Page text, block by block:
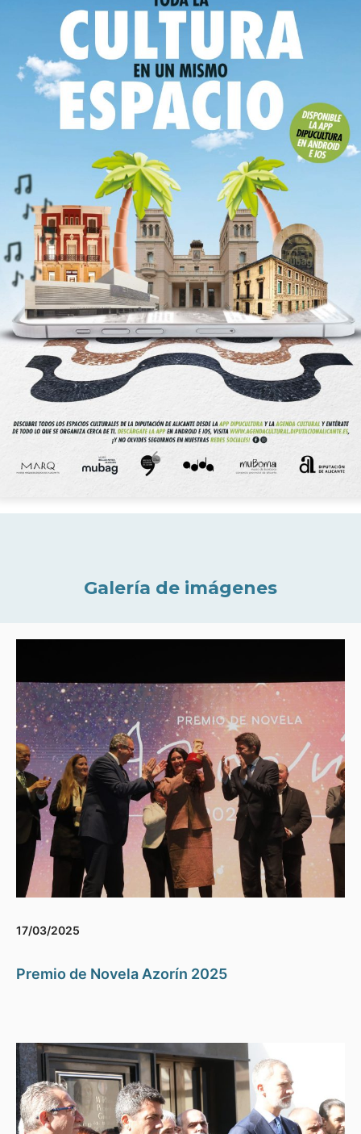
Galería de imágenes
17/03/2025
Premio de Novela Azorín 2025